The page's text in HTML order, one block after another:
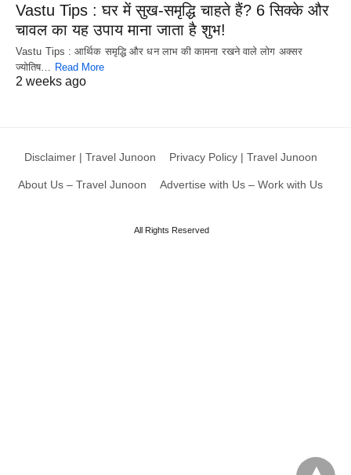
Vastu Tips : घर में सुख-समृद्धि चाहते हैं? 6 सिक्के और
चावल का यह उपाय माना जाता है शुभ!
Vastu Tips : आर्थिक समृद्धि और धन लाभ की कामना रखने वाले लोग अक्सर
ज्योतिष… Read More
2 weeks ago
Disclaimer | Travel Junoon Privacy Policy | Travel Junoon
About Us – Travel Junoon Advertise with Us – Work with Us
All Rights Reserved